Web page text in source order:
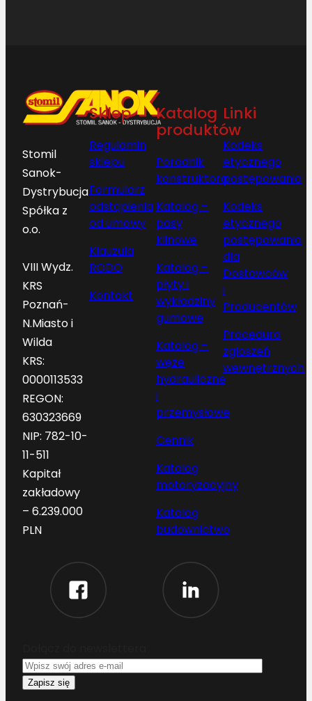
Stomil
Sanok-
Dystrybucja
Spółka z
o.o.
VIII Wydz.
KRS
Poznań-
N.Miasto i
Wilda
KRS:
0000113533
REGON:
630323669
NIP: 782-10-
11-511
Kapitał
zakładowy
– 6.239.000
PLN
Sklep
Regulamin
sklepu
Formularz
odstąpienia
od umowy
Klauzula
RODO
Kontakt
Katalog
produktów
Poradnik
konstruktora
Katalog –
pasy
klinowe
Katalog –
płyty i
wykładziny
gumowe
Katalog –
węże
hydrauliczne
i
przemysłowe
Cennik
Katalog
motoryzacyjny
Katalog
budownictwo
Linki
Kodeks
etycznego
postępowania
Kodeks
etycznego
postępowania
dla
Dostawców
i
Producentów
Procedura
zgłoszeń
wewnętrznych